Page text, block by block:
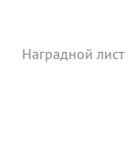
Наградной лист